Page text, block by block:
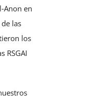
en
las
los
RSGAI